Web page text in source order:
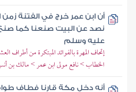
أن ابن عمر خرج في الفتنة زمن
نصد عن البيت صنعنا كما صنع
عليه وسلم
إتحاف المهرة بالفوائد المبتكرة من أطراف
الخطاب > نافع مولى ابن عمر > مالك بن
أنه دخل مكة قارنا فطاف